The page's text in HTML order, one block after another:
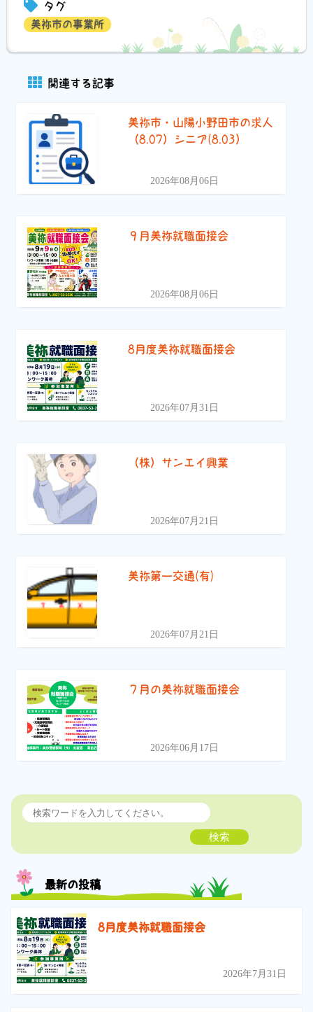
タグ
美祢市の事業所
関連する記事
美祢市・山陽小野田市の求人
（8.07）シニア(8.03）
2026年08月06日
９月美祢就職面接会
2026年08月06日
8月度美祢就職面接会
2026年07月31日
（株）サンエイ興業
2026年07月21日
美祢第一交通(有)
2026年07月21日
７月の美祢就職面接会
2026年06月17日
検索
最新の投稿
8月度美祢就職面接会
2026年7月31日